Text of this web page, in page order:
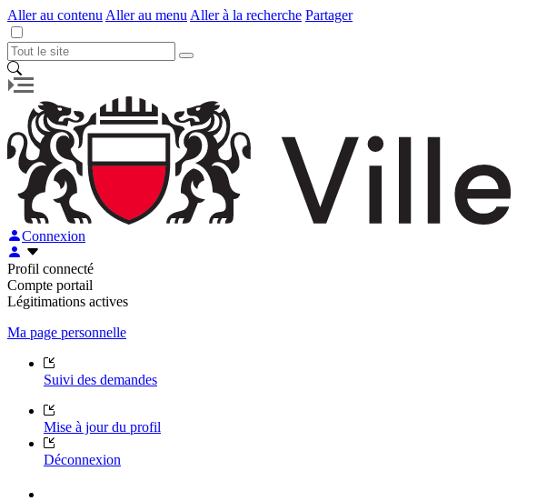
Aller au contenu Aller au menu Aller à la recherche Partager
Connexion
Profil connecté
Compte portail
Légitimations actives
Ma page personnelle
Suivi des demandes
Mise à jour du profil
Déconnexion